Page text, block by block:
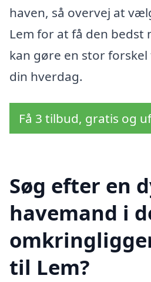
haven, så overvej at
Lem for at få den
kan gøre en stor
din hverdag.
Få 3 tilbud, gratis og
Søg efter en
havemand i
til Lem?